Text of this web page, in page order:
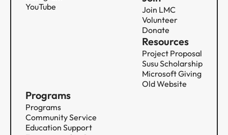
YouTube
Join LMC
Volunteer
Donate
Resources
Project Proposal
Susu Scholarship
Microsoft Giving
Old Website
Programs
Programs
Community Service​​​​‌ ‍ ​‍​‍‌‍ ‌ ​‍‌‍‍‌‌‍‌ ‌‍‍‌‌‍ ‍​‍​‍​ ‍‍​‍​‍‌ ​ ‌‍​‌‌‍ ‍‌‍‍‌‌ ‌​‌ ‍‌​‍ ‍‌‍‍‌‌‍ ​‍​‍​‍ ​​‍​‍‌‍‍​‌ ​‍‌‍‌‌‌‍‌‍​‍​‍​ ‍‍​‍​‍‌‍‍​‌ ‌​‌ ‌​‌ ​​​ ‍‍​‍ ​‍ ‌‍ ​‌‍ ‌‍​ ‌‍​‌‌‍ ​‌‍‍​‌‍ ‌ ​ ‌ ‌​​ ‍‍​ ​ ​ ​ ​ ​ ​ ​ ​‍ ‌‍‍‌‌‍ ‍‌ ‌​‌‍‌‌‌‍ ‍‌ ‌​​‍ ‌‍‌‌‌‍‌​‌‍‍‌‌ ‌​​‍ ‌‍ ‌‌‍ ‌‍‌​‌‍‌‌​ ‌‌ ​​‌ ​‍‌‍‌‌‌ ​ ‌‍‌‌‌‍ ‍‌ ‌​‌‍​‌‌ ‌​‌‍‍‌‌‍ ‌‍ ‍​ ‍ ‌‍‍‌‌‍‌​​ ‌​ ​​​ ‍‌​ ‌ ‌‍‌‍​ ​‌​ ‍​​ ​‍​ ‌​​‍ ‌​ ​ ​ ‍​‌‍‌‍​ ​‍​‍ ‌​ ‌​‌‍‌​‌‍​‌​ ​‌​‍ ‌​ ‍​​ ‌ ​ ​​​ ​‍​‍ ‌‌‍‌‌​ ‌‍​ ‌‍​ ​‌‌‍‌​‌‍​ ​ ​‌‌‍‌‍​ ‌‌​ ‌‌‌‍​‍​ ​‌​ ‍ ‌ ‌​‌ ‍‌‌ ​​‌‍‌‌​ ‌‌‍​ ‌‍​‌‌ ‌​‌‍‌‌‌‍‌ ‌‍ ‌ ​‍‌ ‍‌​ ‍ ‌ ​​‌‍​‌‌ ‌​‌‍‍​​ ‌‌‍ ‍‌‍​‌‌‍ ‌‌‍‌‌​ ‌‍​‍‌‍​‌‌ ​ ‌‍‌‌‌‌‌‌‌ ​‍‌‍ ​​ ‌‌‍‍​‌ ‌​‌ ‌​‌ ​​​‍‌‌​ ​ ‌​​‌​‍‌‌​ ​‍‌​‌‍​‍‌‌​ ​‍‌​‌‍‌‍ ​‌‍ ‌‍​ ‌‍​‌‌‍ ​‌‍‍​‌‍ ‌ ​ ‌ ‌​​‍‌‌​ ​ ‌​​‌​ ​ ​ ​ ​ ​ ​ ​ ​‍‌‍‌‍‍‌‌‍‌​​ ‌​ ​​​ ‍‌​ ‌ ‌‍‌‍​ ​‌​ ‍​​ ​‍​ ‌​​‍ ‌​ ​ ​ ‍​‌‍‌‍​ ​‍​‍ ‌​ ‌​‌‍‌​‌‍​‌​ ​‌​‍ ‌​ ‍​​ ‌ ​ ​​​ ​‍​‍ ‌‌‍‌‌​ ‌‍​ ‌‍​ ​‌‌‍‌​‌‍​ ​ ​‌‌‍‌‍​ ‌‌​ ‌‌‌‍​‍​ ​‌​‍‌‍‌ ‌​‌ ‍‌‌ ​​‌‍‌‌​ ‌‌‍​ ‌‍​‌‌ ‌​‌‍‌‌‌‍‌ ‌‍ ‌ ​‍‌ ‍‌​‍‌‍‌ ​​‌‍​‌‌ ‌​‌‍‍​​ ‌‌‍ ‍‌‍​‌‌‍ ‌‌‍‌‌​‍​‍‌ ‌
Education Support​​​​‌ ‍ ​‍​‍‌‍ ‌ ​‍‌‍‍‌‌‍‌ ‌‍‍‌‌‍ ‍​‍​‍​ ‍‍​‍​‍‌ ​ ‌‍​‌‌‍ ‍‌‍‍‌‌ ‌​‌ ‍‌​‍ ‍‌‍‍‌‌‍ ​‍​‍​‍ ​​‍​‍‌‍‍​‌ ​‍‌‍‌‌‌‍‌‍​‍​‍​ ‍‍​‍​‍‌‍‍​‌ ‌​‌ ‌​‌ ​​​ ‍‍​‍ ​‍ ‌‍ ​‌‍ ‌‍​ ‌‍​‌‌‍ ​‌‍‍​‌‍ ‌ ​ ‌ ‌​​ ‍‍​ ​ ​ ​ ​ ​ ​ ​ ​‍ ‌‍‍‌‌‍ ‍‌ ‌​‌‍‌‌‌‍ ‍‌ ‌​​‍ ‌‍‌‌‌‍‌​‌‍‍‌‌ ‌​​‍ ‌‍ ‌‌‍ ‌‍‌​‌‍‌‌​ ‌‌ ​​‌ ​‍‌‍‌‌‌ ​ ‌‍‌‌‌‍ ‍‌ ‌​‌‍​‌‌ ‌​‌‍‍‌‌‍ ‌‍ ‍​ ‍ ‌‍‍‌‌‍‌​​ ‌‌‍‌‍‌‍​‍​ ‍‌‌‍‌‌​ ​​​ ​ ​ ‍‌‌‍​‍​‍ ‌‌‍‌‌​ ‌​​ ​‌​ ‍​​‍ ‌​ ‌​​ ‌‌‌‍‌​‌‍‌​​‍ ‌​ ‍‌​ ​‌​ ​ ‌‍​‌​‍ ‌‌‍‌​‌‍​ ​ ​ ​ ‌‍​ ‍​‌‍​‍‌‍‌‌​ ​ ​ ‌​‌‍​‌​ ‍‌​ ​ ​ ‍ ‌ ‌​‌ ‍‌‌ ​​‌‍‌‌​ ‌‌‍​ ‌‍​‌‌ ‌​‌‍‌‌‌‍‌ ‌‍ ‌ ​‍‌ ‍‌​ ‍ ‌ ​​‌‍​‌‌ ‌​‌‍‍​​ ‌‌‍ ‍‌‍​‌‌‍ ‌‌‍‌‌​ ‌‍​‍‌‍​‌‌ ​ ‌‍‌‌‌‌‌‌‌ ​‍‌‍ ​​ ‌‌‍‍​‌ ‌​‌ ‌​‌ ​​​‍‌‌​ ​ ‌​​‌​‍‌‌​ ​‍‌​‌‍​‍‌‌​ ​‍‌​‌‍‌‍ ​‌‍ ‌‍​ ‌‍​‌‌‍ ​‌‍‍​‌‍ ‌ ​ ‌ ‌​​‍‌‌​ ​ ‌​​‌​ ​ ​ ​ ​ ​ ​ ​ ​‍‌‍‌‍‍‌‌‍‌​​ ‌‌‍‌‍‌‍​‍​ ‍‌‌‍‌‌​ ​​​ ​ ​ ‍‌‌‍​‍​‍ ‌‌‍‌‌​ ‌​​ ​‌​ ‍​​‍ ‌​ ‌​​ ‌‌‌‍‌​‌‍‌​​‍ ‌​ ‍‌​ ​‌​ ​ ‌‍​‌​‍ ‌‌‍‌​‌‍​ ​ ​ ​ ‌‍​ ‍​‌‍​‍‌‍‌‌​ ​ ​ ‌​‌‍​‌​ ‍‌​ ​ ​‍‌‍‌ ‌​‌ ‍‌‌ ​​‌‍‌‌​ ‌‌‍​ ‌‍​‌‌ ‌​‌‍‌‌‌‍‌ ‌‍ ‌ ​‍‌ ‍‌​‍‌‍‌ ​​‌‍​‌‌ ‌​‌‍‍​​ ‌‌‍ ‍‌‍​‌‌‍ ‌‌‍‌‌​‍​‍‌ ‌